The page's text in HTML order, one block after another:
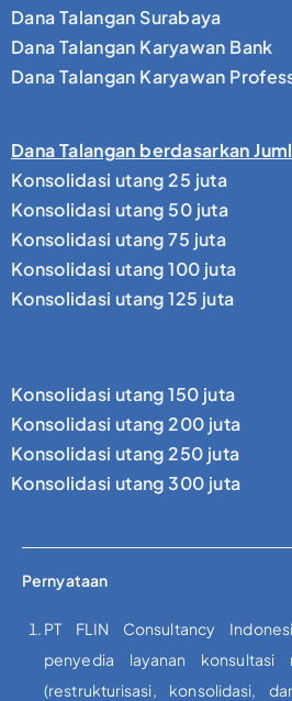
Dana Talangan Surabaya
Dana Talangan Karyawan Bank
Dana Talangan Karyawan
Dana Talangan berdasarkan
Konsolidasi utang 25 juta
Konsolidasi utang 50 juta
Konsolidasi utang 75 juta
Konsolidasi utang 100 juta
Konsolidasi utang 125 juta
Konsolidasi utang 150 juta
Konsolidasi utang 200 juta
Konsolidasi utang 250 juta
Konsolidasi utang 300 juta
Pernyataan
PT FLIN Consultancy
penyedia layanan konsultasi
(restrukturisasi, konsolidasi,